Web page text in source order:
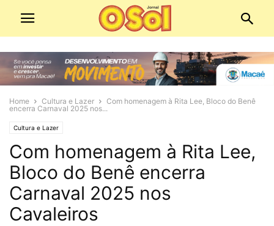
Home Cultura e Lazer
Com homenagem à Rita Lee, Bloco do Benê
encerra Carnaval 2025 nos...
Cultura e Lazer
Com homenagem à Rita Lee,
Bloco do Benê encerra
Carnaval 2025 nos
Cavaleiros